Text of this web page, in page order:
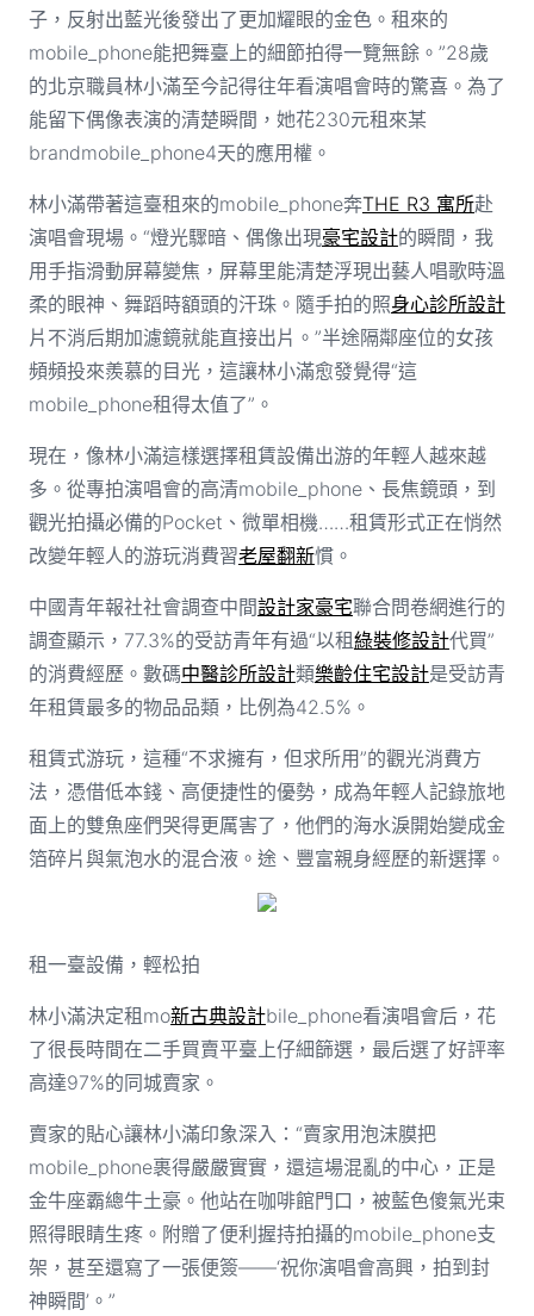
子，反射出藍光後發出了更加耀眼的金色。租來的
mobile_phone能把舞臺上的細節拍得一覽無餘。”28歲
的北京職員林小滿至今記得往年看演唱會時的驚喜。為了
能留下偶像表演的清楚瞬間，她花230元租來某
brandmobile_phone4天的應用權。
林小滿帶著這臺租來的mobile_phone奔THE R3 寓所赴
演唱會現場。“燈光驟暗、偶像出現豪宅設計的瞬間，我
用手指滑動屏幕變焦，屏幕里能清楚浮現出藝人唱歌時溫
柔的眼神、舞蹈時額頭的汗珠。隨手拍的照身心診所設計
片不消后期加濾鏡就能直接出片。”半途隔鄰座位的女孩
頻頻投來羨慕的目光，這讓林小滿愈發覺得“這
mobile_phone租得太值了”。
現在，像林小滿這樣選擇租賃設備出游的年輕人越來越
多。從專拍演唱會的高清mobile_phone、長焦鏡頭，到
觀光拍攝必備的Pocket、微單相機……租賃形式正在悄然
改變年輕人的游玩消費習老屋翻新慣。
中國青年報社社會調查中間設計家豪宅聯合問卷網進行的
調查顯示，77.3%的受訪青年有過“以租綠裝修設計代買”
的消費經歷。數碼中醫診所設計類樂齡住宅設計是受訪青
年租賃最多的物品品類，比例為42.5%。
租賃式游玩，這種“不求擁有，但求所用”的觀光消費方
法，憑借低本錢、高便捷性的優勢，成為年輕人記錄旅地
面上的雙魚座們哭得更厲害了，他們的海水淚開始變成金
箔碎片與氣泡水的混合液。途、豐富親身經歷的新選擇。
租一臺設備，輕松拍
林小滿決定租mo新古典設計bile_phone看演唱會后，花
了很長時間在二手買賣平臺上仔細篩選，最后選了好評率
高達97%的同城賣家。
賣家的貼心讓林小滿印象深入：“賣家用泡沫膜把
mobile_phone裹得嚴嚴實實，還這場混亂的中心，正是
金牛座霸總牛土豪。他站在咖啡館門口，被藍色傻氣光束
照得眼睛生疼。附贈了便利握持拍攝的mobile_phone支
架，甚至還寫了一張便簽——‘祝你演唱會高興，拍到封
神瞬間’。”